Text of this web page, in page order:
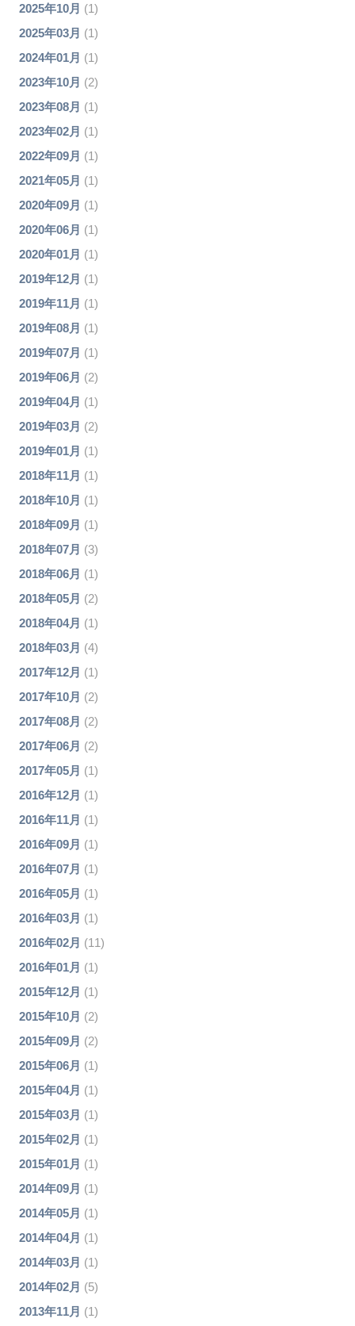
2025年10月 (1)
2025年03月 (1)
2024年01月 (1)
2023年10月 (2)
2023年08月 (1)
2023年02月 (1)
2022年09月 (1)
2021年05月 (1)
2020年09月 (1)
2020年06月 (1)
2020年01月 (1)
2019年12月 (1)
2019年11月 (1)
2019年08月 (1)
2019年07月 (1)
2019年06月 (2)
2019年04月 (1)
2019年03月 (2)
2019年01月 (1)
2018年11月 (1)
2018年10月 (1)
2018年09月 (1)
2018年07月 (3)
2018年06月 (1)
2018年05月 (2)
2018年04月 (1)
2018年03月 (4)
2017年12月 (1)
2017年10月 (2)
2017年08月 (2)
2017年06月 (2)
2017年05月 (1)
2016年12月 (1)
2016年11月 (1)
2016年09月 (1)
2016年07月 (1)
2016年05月 (1)
2016年03月 (1)
2016年02月 (11)
2016年01月 (1)
2015年12月 (1)
2015年10月 (2)
2015年09月 (2)
2015年06月 (1)
2015年04月 (1)
2015年03月 (1)
2015年02月 (1)
2015年01月 (1)
2014年09月 (1)
2014年05月 (1)
2014年04月 (1)
2014年03月 (1)
2014年02月 (5)
2013年11月 (1)